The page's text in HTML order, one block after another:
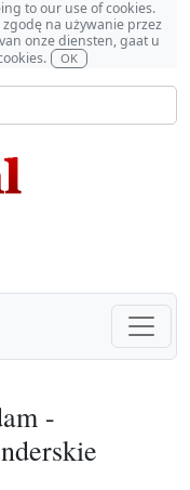
to our use of cookies.
zgodę na używanie przez
onze diensten, gaat u
OK
-